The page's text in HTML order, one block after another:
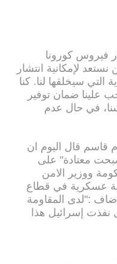
فيروس كورونا
لإمكانية انتشار
التي سيخلقها لنا. كنا
علينا ضمان توفير
في حال عدم
قاسم قال اليوم ان
معتادة" على
ووزير الامن
عسكرية في قطاع
:"لدى المقاومة
نفذت إسرائيل هذا